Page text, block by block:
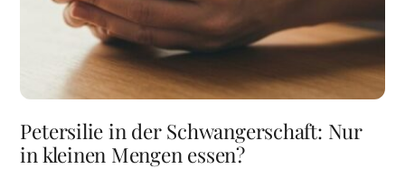
Petersilie in der Schwangerschaft: Nur
in kleinen Mengen essen?